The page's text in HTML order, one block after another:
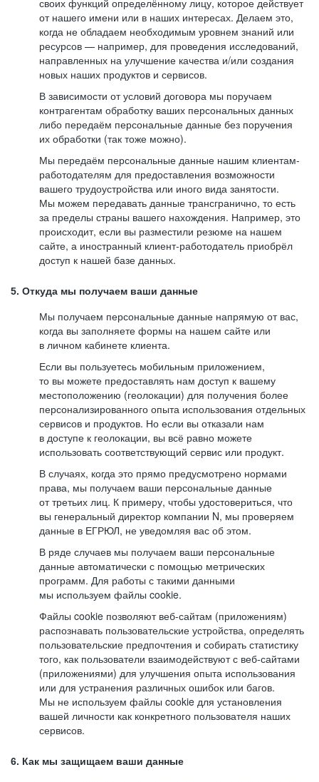
своих функций определённому лицу, которое действует
от нашего имени или в наших интересах. Делаем это,
когда не обладаем необходимым уровнем знаний или
ресурсов — например, для проведения исследований,
направленных на улучшение качества и/или создания
новых наших продуктов и сервисов.
В зависимости от условий договора мы поручаем
контрагентам обработку ваших персональных данных
либо передаём персональные данные без поручения
их обработки (так тоже можно).
Мы передаём персональные данные нашим клиентам-
работодателям для предоставления возможности
вашего трудоустройства или иного вида занятости.
Мы можем передавать данные трансгранично, то есть
за пределы страны вашего нахождения. Например, это
происходит, если вы разместили резюме на нашем
сайте, а иностранный клиент-работодатель приобрёл
доступ к нашей базе данных.
5. Откуда мы получаем ваши данные
Мы получаем персональные данные напрямую от вас,
когда вы заполняете формы на нашем сайте или
в личном кабинете клиента.
Если вы пользуетесь мобильным приложением,
то вы можете предоставлять нам доступ к вашему
местоположению (геолокации) для получения более
персонализированного опыта использования отдельных
сервисов и продуктов. Но если вы отказали нам
в доступе к геолокации, вы всё равно можете
использовать соответствующий сервис или продукт.
В случаях, когда это прямо предусмотрено нормами
права, мы получаем ваши персональные данные
от третьих лиц. К примеру, чтобы удостовериться, что
вы генеральный директор компании N, мы проверяем
данные в ЕГРЮЛ, не уведомляя вас об этом.
В ряде случаев мы получаем ваши персональные
данные автоматически с помощью метрических
программ. Для работы с такими данными
мы используем файлы cookie.
Файлы cookie позволяют веб-сайтам (приложениям)
распознавать пользовательские устройства, определять
пользовательские предпочтения и собирать статистику
того, как пользователи взаимодействуют с веб-сайтами
(приложениями) для улучшения опыта использования
или для устранения различных ошибок или багов.
Мы не используем файлы cookie для установления
вашей личности как конкретного пользователя наших
сервисов.
6. Как мы защищаем ваши данные